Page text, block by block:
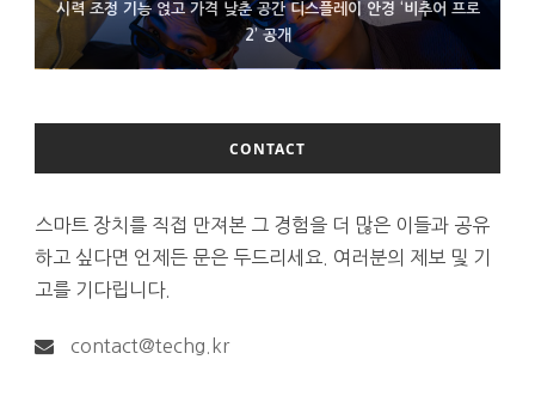
시력 조정 기능 얹고 가격 낮춘 공간 디스플레이 안경 ‘비추어 프로
2’ 공개
D램 부족에 10억달러어치 아이폰18 프로세서 패키징 대기 중
300~400달러 반지형 스피커 준비하는 오픈AI
CONTACT
스마트 장치를 직접 만져본 그 경험을 더 많은 이들과 공유
하고 싶다면 언제든 문은 두드리세요. 여러분의 제보 및 기
고를 기다립니다.
contact@techg.kr